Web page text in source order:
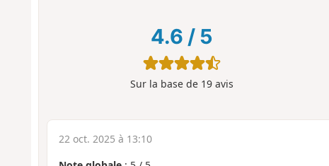
4.6 / 5
Sur la base de 19avis
22 oct. 2025 à 13:10